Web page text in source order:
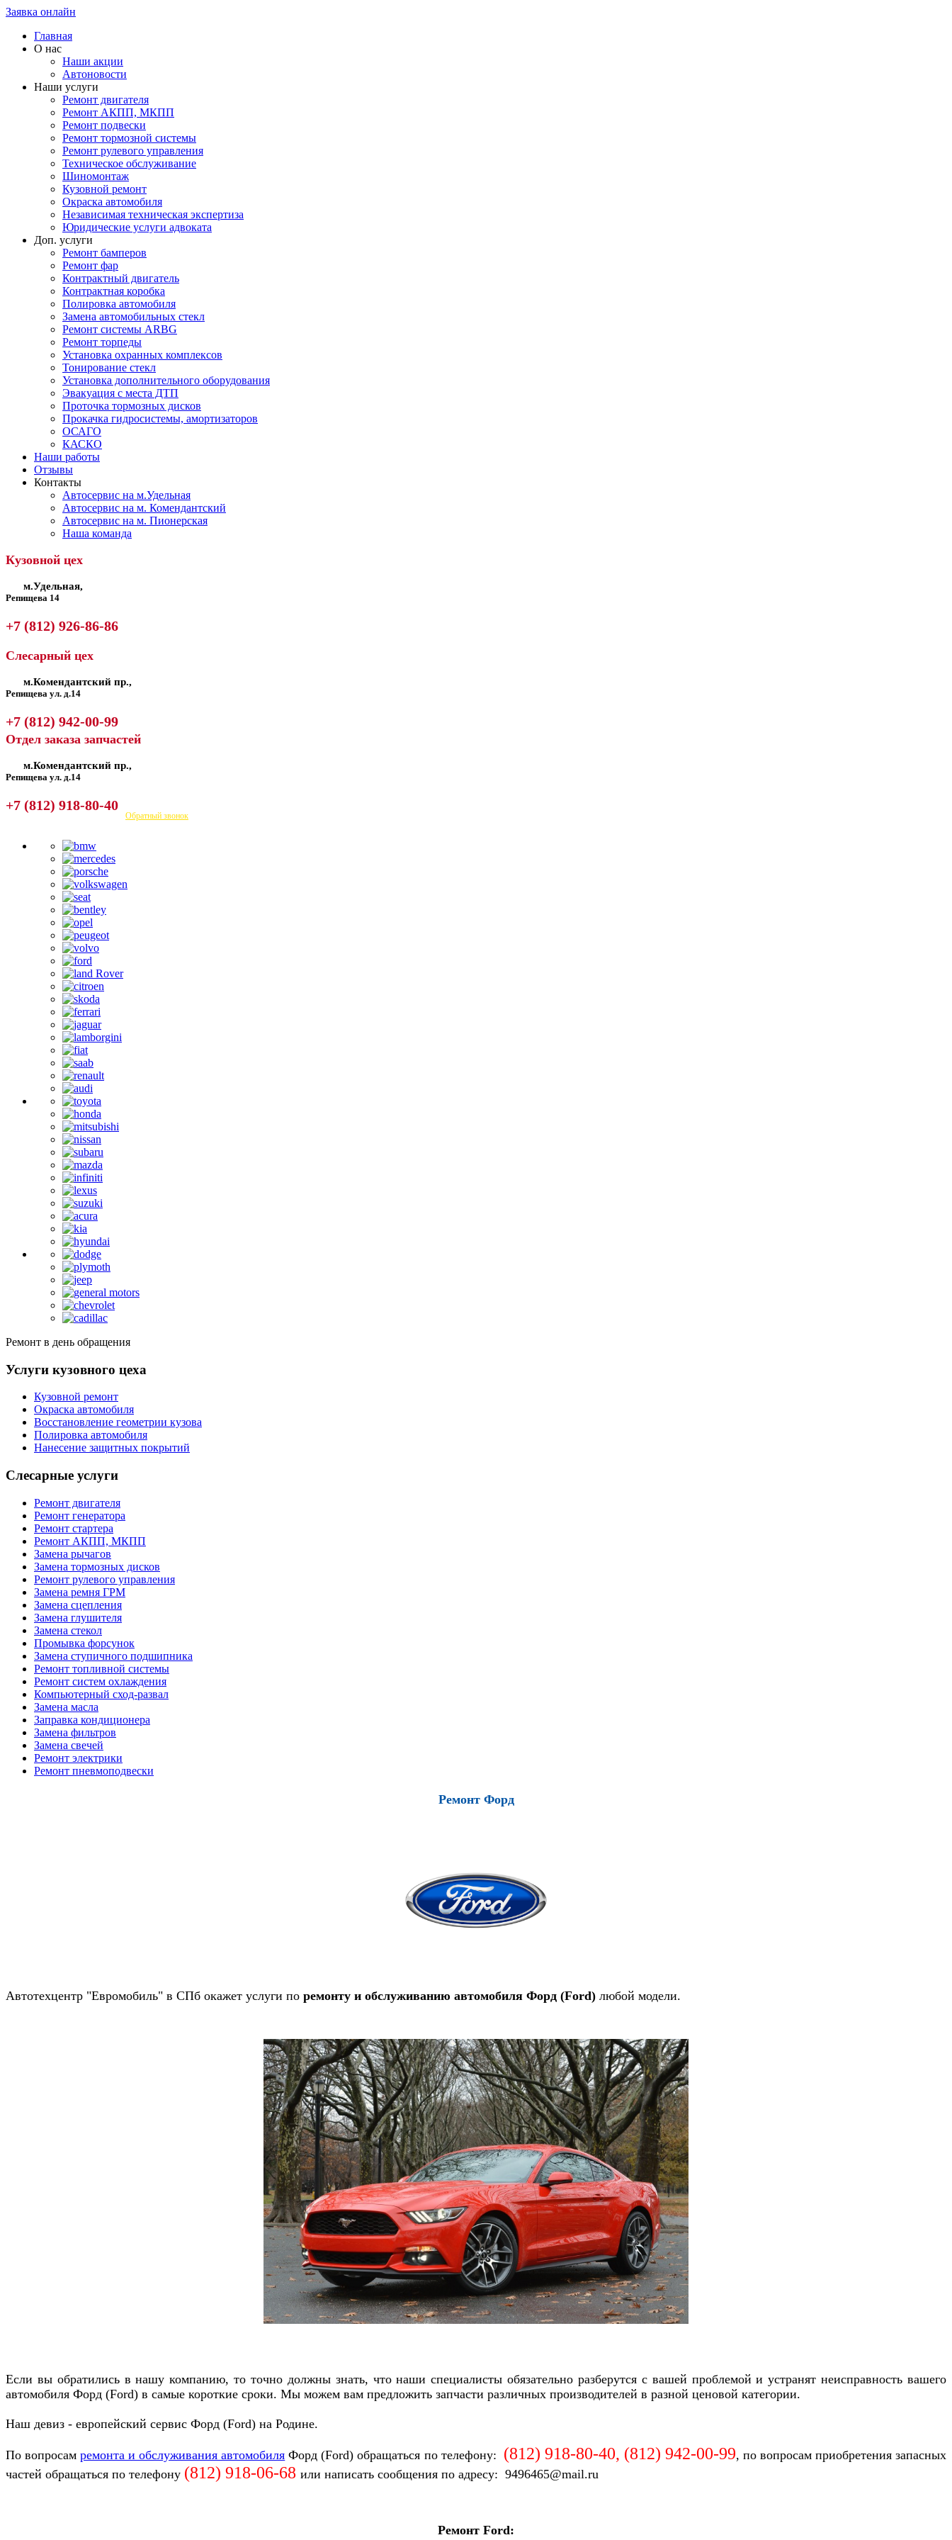
Заявка онлайн
Главная
О нас
Наши акции
Автоновости
Наши услуги
Ремонт двигателя
Ремонт АКПП, МКПП
Ремонт подвески
Ремонт тормозной системы
Ремонт рулевого управления
Техническое обслуживание
Шиномонтаж
Кузовной ремонт
Окраска автомобиля
Независимая техническая экспертиза
Юридические услуги адвоката
Доп. услуги
Ремонт бамперов
Ремонт фар
Контрактный двигатель
Контрактная коробка
Полировка автомобиля
Замена автомобильных стекл
Ремонт системы ARBG
Ремонт торпеды
Установка охранных комплексов
Тонирование стекл
Установка дополнительного оборудования
Эвакуация с места ДТП
Проточка тормозных дисков
Прокачка гидросистемы, амортизаторов
ОСАГО
КАСКО
Наши работы
Отзывы
Контакты
Автосервис на м.Удельная
Автосервис на м. Комендантский
Автосервис на м. Пионерская
Наша команда
Кузовной цех
м.Удельная,
Репищева 14
+7 (812) 926-86-86
Слесарный цех
м.Комендантский пр.,
Репищева ул. д.14
+7 (812) 942-00-99
Отдел заказа запчастей
м.Комендантский пр.,
Репищева ул. д.14
+7 (812) 918-80-40
Посмотреть на карте Обратный звонок
Ремонт в день обращения
Услуги кузовного цеха
Кузовной ремонт
Окраска автомобиля
Восстановление геометрии кузова
Полировка автомобиля
Нанесение защитных покрытий
Слесарные услуги
Ремонт двигателя
Ремонт генератора
Ремонт стартера
Ремонт АКПП, МКПП
Замена рычагов
Замена тормозных дисков
Ремонт рулевого управления
Замена ремня ГРМ
Замена сцепления
Замена глушителя
Замена стекол
Промывка форсунок
Замена ступичного подшипника
Ремонт топливной системы
Ремонт систем охлаждения
Компьютерный сход-развал
Замена масла
Заправка кондиционера
Замена фильтров
Замена свечей
Ремонт электрики
Ремонт пневмоподвески
Ремонт Форд
Автотехцентр "Евромобиль" в СПб окажет услуги по ремонту и обслуживанию автомобиля Форд (Ford) любой модели.
Если вы обратились в нашу компанию, то точно должны знать, что наши специалисты обязательно разберутся с вашей проблемой и устранят неисправность вашего
автомобиля Форд (Ford) в самые короткие сроки. Мы можем вам предложить запчасти различных производителей в разной ценовой категории.
Наш девиз - европейский сервис Форд (Ford) на Родине.
По вопросамремонта и обслуживания автомобиля Форд (Ford)обращаться по телефону: (812) 918-80-40, (812) 942-00-99, по вопросам приобретения запасных
частей обращаться по телефону (812) 918-06-68 или написать сообщения по адресу: 9496465@mail.ru
Ремонт Ford: